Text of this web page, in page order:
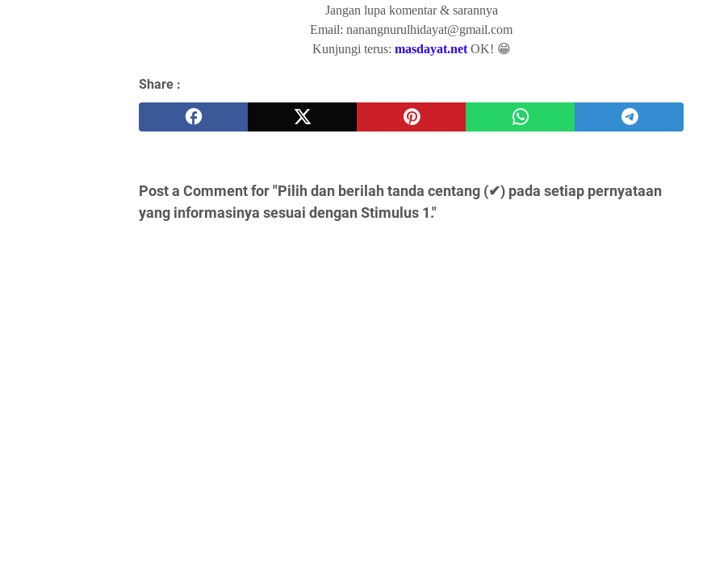
Jangan lupa komentar & sarannya
Email: nanangnurulhidayat@gmail.com
Kunjungi terus: masdayat.netOK! 😁
Share :
Post a Comment for "Pilih dan berilah tanda centang (✔) pada setiap pernyataan
yang informasinya sesuai dengan Stimulus 1."